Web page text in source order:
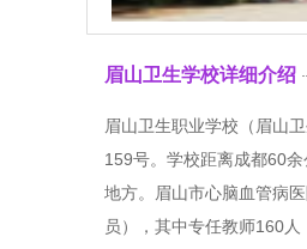
眉山卫生学校详细介绍
眉山卫生职业学校（眉山
159号。学校距离成都60
地方。眉山市心脑血管病
员），其中专任教师160